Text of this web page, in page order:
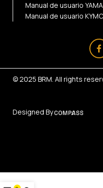
Manual de usuario
Manual de usuario
© 2025 BRM . All rights
Designed By